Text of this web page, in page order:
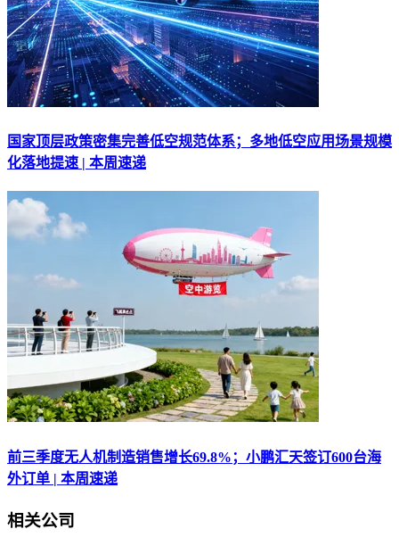
国家顶层政策密集完善低空规范体系；多地低空应用场景规模
化落地提速 | 本周速递
前三季度无人机制造销售增长69.8%；小鹏汇天签订600台海
外订单 | 本周速递
相关公司